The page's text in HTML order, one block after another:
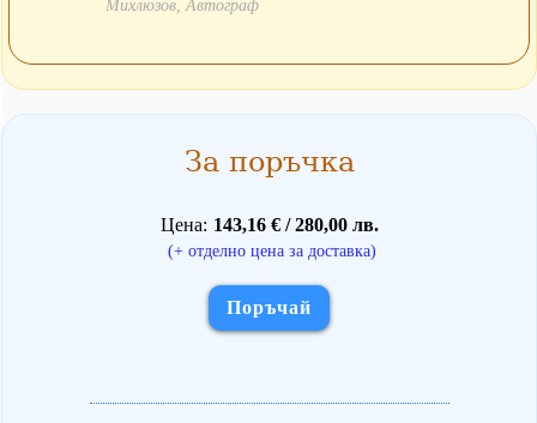
Михлюзов, Автограф
За поръчка
Цена 143,16 € / 280,00 лв.
(+ отделно цена за доставка)
Поръчай